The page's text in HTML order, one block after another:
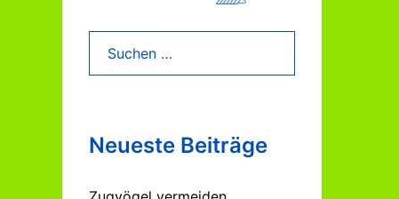
nach:
Neueste Beiträge